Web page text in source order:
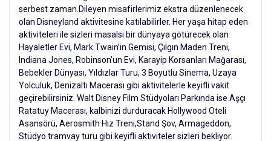
serbest zaman. Dileyen misafirlerimiz ekstra düzenlenecek
olan Disneyland aktivitesine katılabilirler. Her yaşa hitap eden
aktiviteleri ile sizleri masalsı bir dünyaya götürecek olan
Hayaletler Evi, Mark Twain’in Gemisi, Çılgın Maden Treni,
Indiana Jones, Robinson’un Evi, Karayip Korsanları Mağarası,
Bebekler Dünyası, Yıldızlar Turu, 3 Boyutlu Sinema, Uzaya
Yolculuk, Denizaltı Macerası gibi aktivitelerle keyifli vakit
geçirebilirsiniz. Walt Disney Film Stüdyoları Parkında ise Aşçı
Ratatuy Macerası, kalbinizi durduracak Hollywood Oteli
Asansörü, Aerosmith Hız Treni,Stand Şov, Armageddon,
Stüdyo tramvay turu gibi keyifli aktiviteler sizleri bekliyor.